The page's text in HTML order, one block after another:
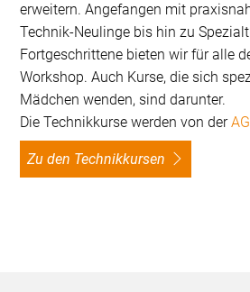
erweitern. Angefangen mit
Technik-Neulinge bis hin zu
Fortgeschrittene bieten wir für alle
Workshop. Auch Kurse, die sich
Mädchen wenden, sind darunter.
Die Technikkurse werden von der
Zu den Technikkursen